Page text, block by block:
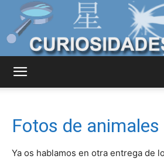
Curiosas
Fotos de
Ya os hablamos en otra entrega de